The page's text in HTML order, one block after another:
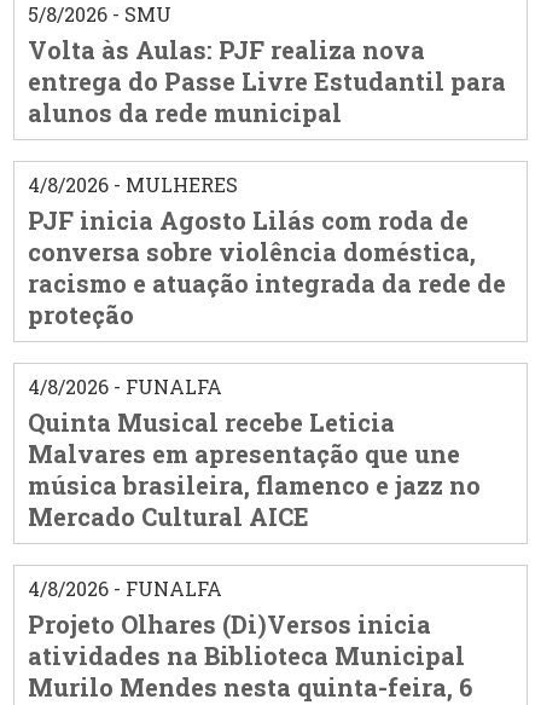
5/8/2026 - SMU
Volta às Aulas: PJF realiza nova
entrega do Passe Livre Estudantil para
alunos da rede municipal
4/8/2026 - MULHERES
PJF inicia Agosto Lilás com roda de
conversa sobre violência doméstica,
racismo e atuação integrada da rede de
proteção
4/8/2026 - FUNALFA
Quinta Musical recebe Leticia
Malvares em apresentação que une
música brasileira, flamenco e jazz no
Mercado Cultural AICE
4/8/2026 - FUNALFA
Projeto Olhares (Di)Versos inicia
atividades na Biblioteca Municipal
Murilo Mendes nesta quinta-feira, 6